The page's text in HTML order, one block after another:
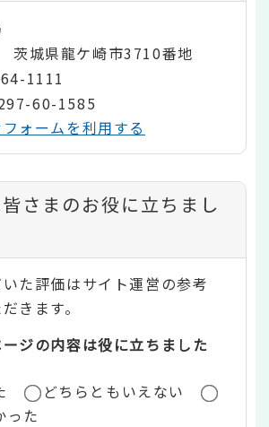
城県龍ケ崎市3710番地
1111
60-1585
ォームを利用する
さまのお役に立ちまし
た評価はサイト運営の参考
きます。
ジの内容は役に立ちました
どちらともいえない
った